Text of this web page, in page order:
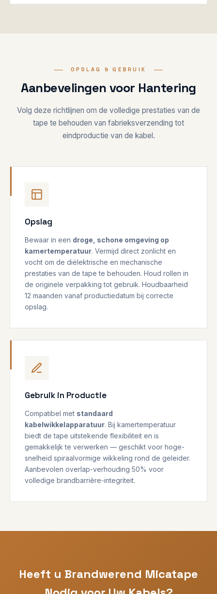
OPSLAG & GEBRUIK
Aanbevelingen voor Hantering
Volg deze richtlijnen om de volledige prestaties van de
tape te behouden van fabrieksverzending tot
eindproductie van de kabel.
Opslag
Bewaar in een droge, schone omgeving op
kamertemperatuur. Vermijd direct zonlicht en
vocht om de diëlektrische en mechanische
prestaties van de tape te behouden. Houd rollen in
de originele verpakking tot gebruik. Houdbaarheid
12 maanden vanaf productiedatum bij correcte
opslag.
Gebruik in Productie
Compatibel met standaard
kabelwikkelapparatuur. Bij kamertemperatuur
biedt de tape uitstekende flexibiliteit en is
gemakkelijk te verwerken — geschikt voor hoge-
snelheid spiraalvormige wikkeling rond de geleider.
Aanbevolen overlap-verhouding 50% voor
volledige brandbarrière-integriteit.
Heeft u Brandwerend Micatape